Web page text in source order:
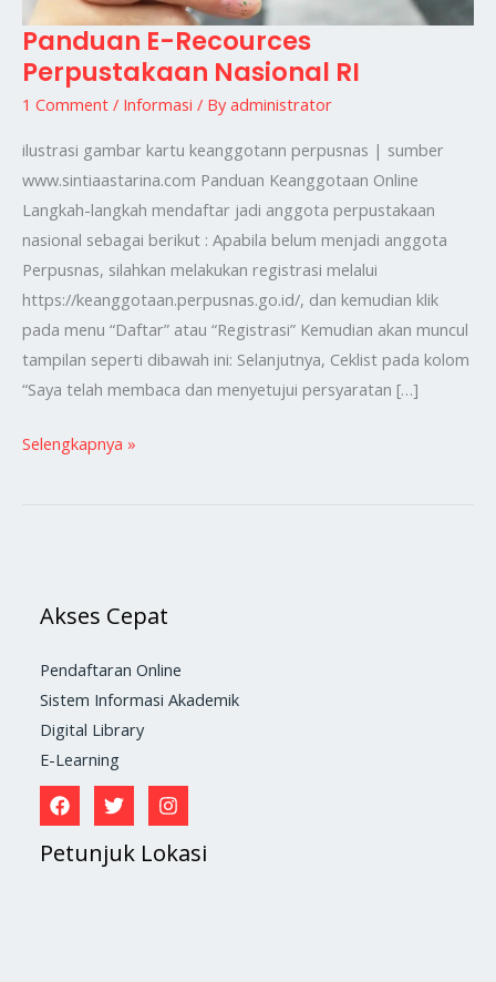
Panduan E-Recources
Perpustakaan Nasional RI
1 Comment / Informasi / Byadministrator
ilustrasi gambar kartu keanggotann perpusnas | sumber
www.sintiaastarina.com Panduan Keanggotaan Online
Langkah-langkah mendaftar jadi anggota perpustakaan
nasional sebagai berikut : Apabila belum menjadi anggota
Perpusnas, silahkan melakukan registrasi melalui
https://keanggotaan.perpusnas.go.id/, dan kemudian klik
pada menu “Daftar” atau “Registrasi” Kemudian akan muncul
tampilan seperti dibawah ini: Selanjutnya, Ceklist pada kolom
“Saya telah membaca dan menyetujui persyaratan […]
Panduan
E-
Recources
Nasional
RI
Selengkapnya »
Akses Cepat
Pendaftaran Online
Sistem Informasi Akademik
Digital Library
E-Learning
Petunjuk Lokasi